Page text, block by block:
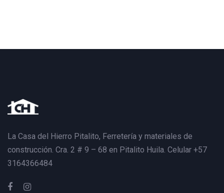
La Casa del Hierro Pitalito, Ferretería y materiales de
construcción. Cra. 2 # 9 – 68 en Pitalito Huila. Celular +57
3164366484